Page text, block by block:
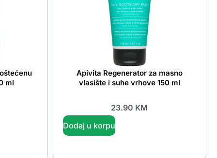
ml
Apivita Regenerator za masno
vlasište i suhe vrhove 150 ml
23.90 KM
Dodaj u korpu